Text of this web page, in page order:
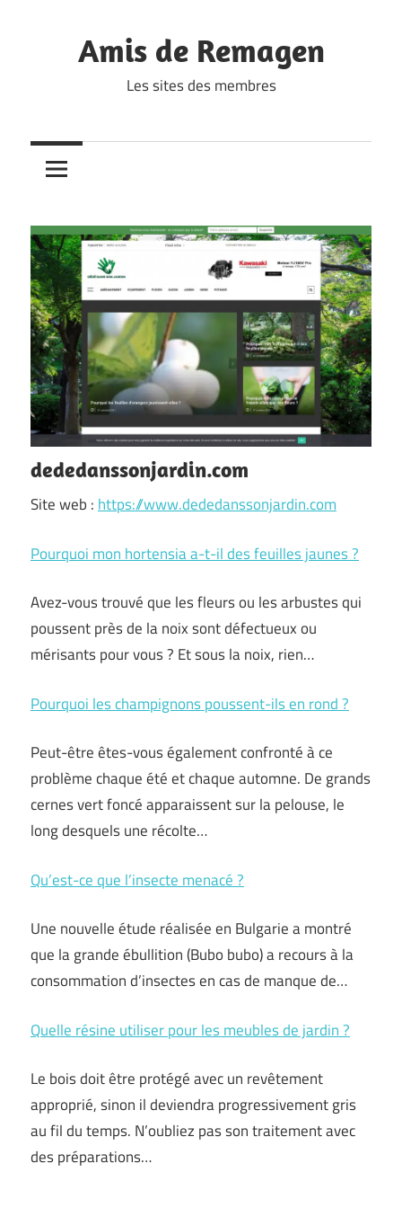
contentAmis de Remagen
Les sites des membres
dededanssonjardin.com
Site web : https://www.dededanssonjardin.com
Pourquoi mon hortensia a-t-il des feuilles jaunes ?
Avez-vous trouvé que les fleurs ou les arbustes qui
poussent près de la noix sont défectueux ou
mérisants pour vous ? Et sous la noix, rien…
Pourquoi les champignons poussent-ils en rond ?
Peut-être êtes-vous également confronté à ce
problème chaque été et chaque automne. De grands
cernes vert foncé apparaissent sur la pelouse, le
long desquels une récolte…
Qu’est-ce que l’insecte menacé ?
Une nouvelle étude réalisée en Bulgarie a montré
que la grande ébullition (Bubo bubo) a recours à la
consommation d’insectes en cas de manque de…
Quelle résine utiliser pour les meubles de jardin ?
Le bois doit être protégé avec un revêtement
approprié, sinon il deviendra progressivement gris
au fil du temps. N’oubliez pas son traitement avec
des préparations…